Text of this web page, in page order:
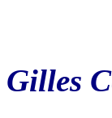
Gilles